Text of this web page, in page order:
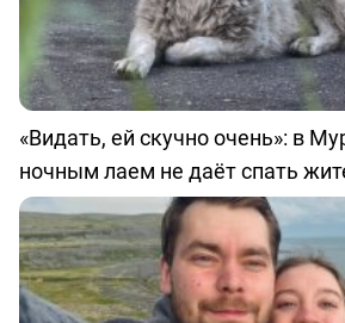
«Видать, ей скучно очень»: в
ночным лаем не даёт спать